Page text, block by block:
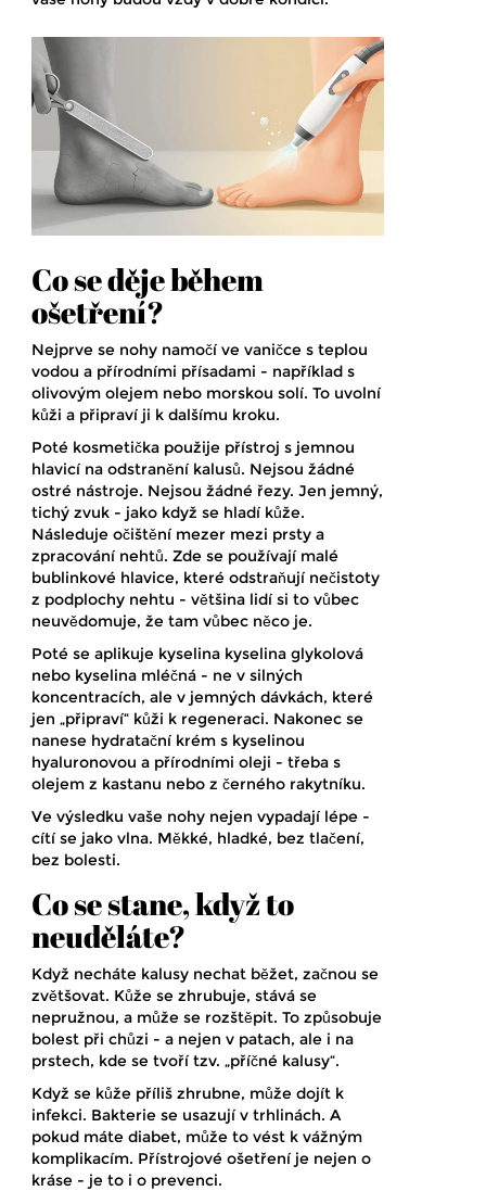
Co se děje během
ošetření?
Nejprve se nohy namočí ve vaničce s teplou
vodou a přírodními přísadami - například s
olivovým olejem nebo morskou solí. To uvolní
kůži a připraví ji k dalšímu kroku.
Poté kosmetička použije přístroj s jemnou
hlavicí na odstranění kalusů. Nejsou žádné
ostré nástroje. Nejsou žádné řezy. Jen jemný,
tichý zvuk - jako když se hladí kůže.
Následuje očištění mezer mezi prsty a
zpracování nehtů. Zde se používají malé
bublinkové hlavice, které odstraňují nečistoty
z podplochy nehtu - většina lidí si to vůbec
neuvědomuje, že tam vůbec něco je.
Poté se aplikuje kyselina kyselina glykolová
nebo kyselina mléčná - ne v silných
koncentracích, ale v jemných dávkách, které
jen „připraví“ kůži k regeneraci. Nakonec se
nanese hydratační krém s kyselinou
hyaluronovou a přírodními oleji - třeba s
olejem z kastanu nebo z černého rakytníku.
Ve výsledku vaše nohy nejen vypadají lépe -
cítí se jako vlna. Měkké, hladké, bez tlačení,
bez bolesti.
Co se stane, když to
neuděláte?
Když necháte kalusy nechat běžet, začnou se
zvětšovat. Kůže se zhrubuje, stává se
nepružnou, a může se rozštěpit. To způsobuje
bolest při chůzi - a nejen v patach, ale i na
prstech, kde se tvoří tzv. „příčné kalusy“.
Když se kůže příliš zhrubne, může dojít k
infekci. Bakterie se usazují v trhlinách. A
pokud máte diabet, může to vést k vážným
komplikacím. Přístrojové ošetření je nejen o
kráse - je to i o prevenci.